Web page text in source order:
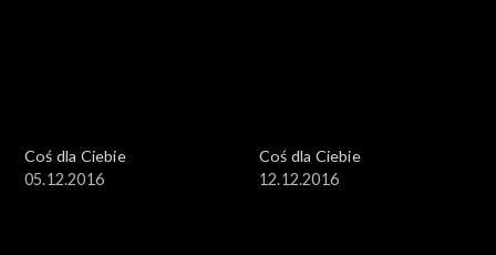
Coś dla Ciebie
05.12.2016
Coś dla Ciebie
12.12.2016